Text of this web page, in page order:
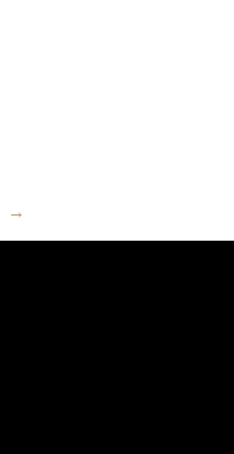
→